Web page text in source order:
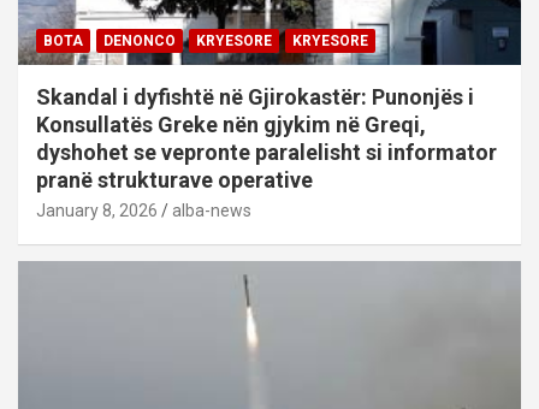
BOTA DENONCO KRYESORE KRYESORE
Skandal i dyfishtë në Gjirokastër: Punonjës i
Konsullatës Greke nën gjykim në Greqi,
dyshohet se vepronte paralelisht si informator
pranë strukturave operative
January 8, 2026 alba-news